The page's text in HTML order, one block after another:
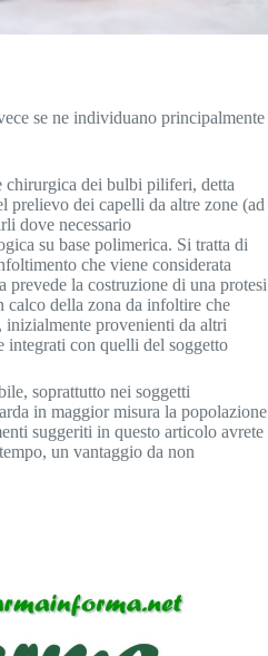
se ne individuano principalmente
dei bulbi piliferi, detta
prelievo dei capelli da altre zone (ad
dove necessario
su base polimerica. Si tratta di
che viene considerata
prevede la costruzione di una protesi
calco della zona da infoltire che
provenienti da altri
integrati con quelli del soggetto
soprattutto nei soggetti
in maggior misura la popolazione
suggeriti in questo articolo avrete
un vantaggio da non